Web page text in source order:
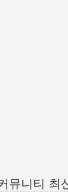
뮤니티 최